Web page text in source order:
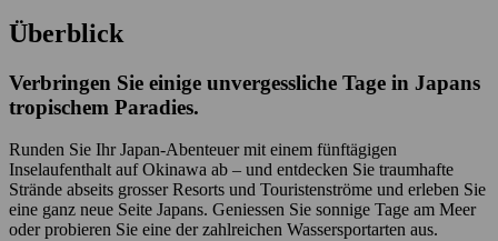
Überblick
Verbringen Sie einige unvergessliche Tage in Japans
tropischem Paradies.
Runden Sie Ihr Japan-Abenteuer mit einem fünftägigen
Inselaufenthalt auf Okinawa ab – und entdecken Sie traumhafte
Strände abseits grosser Resorts und Touristenströme und erleben Sie
eine ganz neue Seite Japans. Geniessen Sie sonnige Tage am Meer
oder probieren Sie eine der zahlreichen Wassersportarten aus.